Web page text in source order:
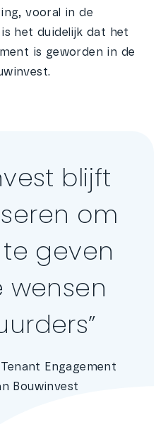
vooral in de
het duidelijk dat het
is geworden in de
blijft
om
geven
Tenant Engagement
Bouwinvest